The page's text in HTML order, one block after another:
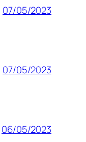
07/05/2023
07/05/2023
06/05/2023